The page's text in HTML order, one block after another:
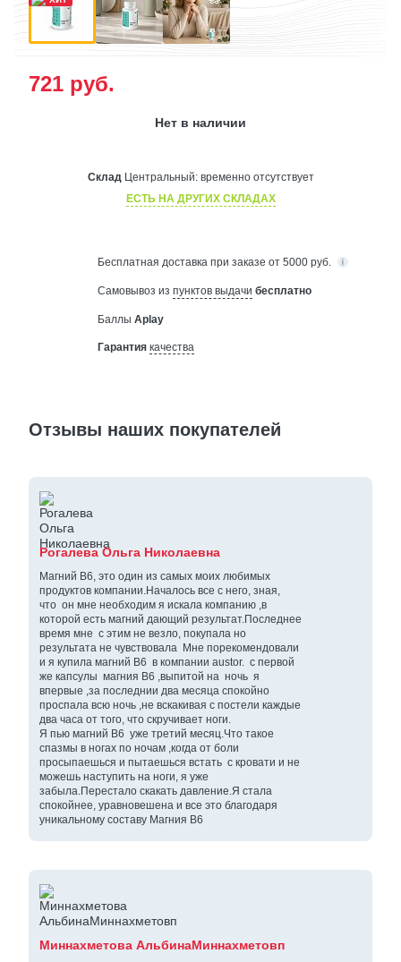
721 руб.
Нет в наличии
СкладЦентральный: временно отсутствует
ЕСТЬ НА ДРУГИХ СКЛАДАХ
Бесплатная доставка при заказе от 5000 руб.
Самовывоз из пунктов выдачи бесплатно
Баллы Aplay
Гарантия качества
Отзывы наших покупателей
Рогалева Ольга Николаевна
Магний В6, это один из самых моих любимых
продуктов компании.Началось все с него, зная,
что он мне необходим я искала компанию ,в
которой есть магний дающий результат.Последнее
время мне с этим не везло, покупала но
результата не чувствовала Мне порекомендовали
и я купила магний В6 в компании austor. с первой
же капсулы магния В6 ,выпитой на ночь я
впервые ,за последнии два месяца спокойно
проспала всю ночь ,не вскакивая с постели каждые
два часа от того, что скручивает ноги.
Я пью магний В6 уже третий месяц.Что такое
спазмы в ногах по ночам ,когда от боли
просыпаешься и пытаешься встать с кровати и не
можешь наступить на ноги, я уже
забыла.Перестало скакать давление.Я стала
спокойнее, уравновешена и все это благодаря
уникальному составу Магния В6
Миннахметова АльбинаМиннахметовп